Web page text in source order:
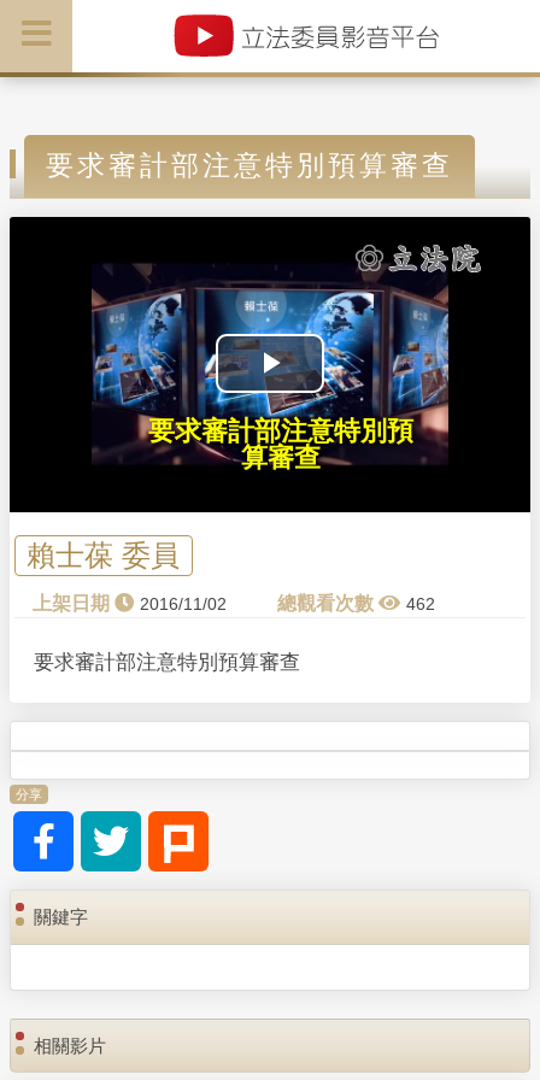
要求審計部注意特別預算審查
P
l
V
i
d
e
要求審計部注意特別預
算審查
賴士葆 委員
2016/11/02 462
要求審計部注意特別預算審查
分享
關鍵字
相關影片